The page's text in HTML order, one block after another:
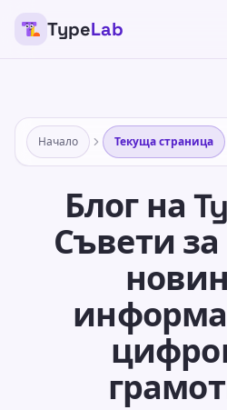
TypeLab
Начало Текуща страница
Блог на
Съвети